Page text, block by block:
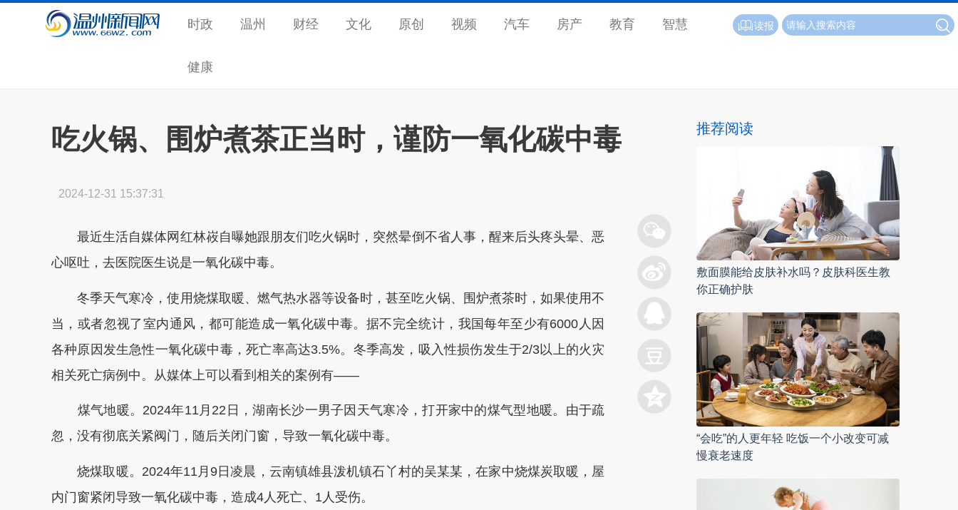
时政 温州 财经 文化 原创 视频 汽车 房产 教育 智慧
健康
读报
吃火锅、围炉煮茶正当时，谨防一氧化碳中毒
2024-12-31 15:37:31
最近生活自媒体网红林峳自曝她跟朋友们吃火锅时，突然晕倒不省人事，醒来后头疼头晕、恶
心呕吐，去医院医生说是一氧化碳中毒。
冬季天气寒冷，使用烧煤取暖、燃气热水器等设备时，甚至吃火锅、围炉煮茶时，如果使用不
当，或者忽视了室内通风，都可能造成一氧化碳中毒。据不完全统计，我国每年至少有6000人因
各种原因发生急性一氧化碳中毒，死亡率高达3.5%。冬季高发，吸入性损伤发生于2/3以上的火灾
相关死亡病例中。从媒体上可以看到相关的案例有——
煤气地暖。2024年11月22日，湖南长沙一男子因天气寒冷，打开家中的煤气型地暖。由于疏
忽，没有彻底关紧阀门，随后关闭门窗，导致一氧化碳中毒。
烧煤取暖。2024年11月9日凌晨，云南镇雄县泼机镇石丫村的吴某某，在家中烧煤炭取暖，屋
内门窗紧闭导致一氧化碳中毒，造成4人死亡、1人受伤。
推荐阅读
敷面膜能给皮肤补水吗？皮肤科医生教
你正确护肤
“会吃”的人更年轻 吃饭一个小改变可减
慢衰老速度